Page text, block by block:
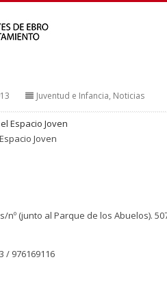
Juventud e Infancia, Noticias
Joven
s/nº (junto al Parque de los Abuelos).
/ 976169116